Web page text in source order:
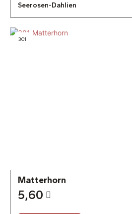
Seerosen-Dahlien
301
Matterhorn
5,60